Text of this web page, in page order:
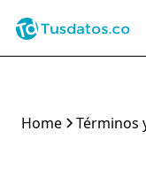
Home Términos